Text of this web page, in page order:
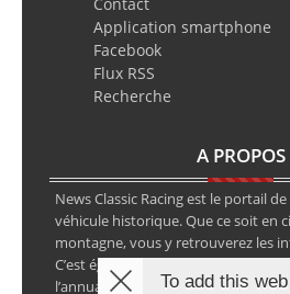
Application smartphone
Facebook
Flux RSS
Recherche
A PROPOS
News Classic Racing est le portail
véhicule historique. Que ce soit en
montagne, vous y retrouverez les
C’est également le calendrier des
l’annuaire des spécialistes de la
To add this